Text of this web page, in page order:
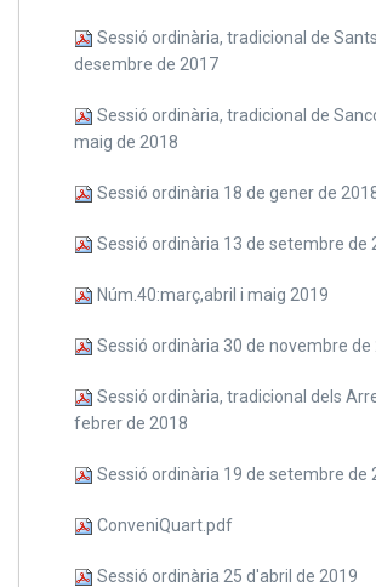
Sessió ordinària, tradicional de
desembre de 2017
Sessió ordinària, tradicional de
maig de 2018
Sessió ordinària 18 de gener de
Sessió ordinària 13 de setembre de
Núm.40:març,abril i maig 2019
Sessió ordinària 30 de novembre de
Sessió ordinària, tradicional dels
febrer de 2018
Sessió ordinària 19 de setembre de
ConveniQuart.pdf
Sessió ordinària 25 d'abril de 2019